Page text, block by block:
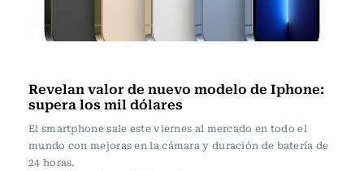
Revelan valor de nuevo modelo de Iphone:
supera los mil dólares
El smartphone sale este viernes al mercado en todo el
mundo con mejoras en la cámara y duración de batería de
24 horas.